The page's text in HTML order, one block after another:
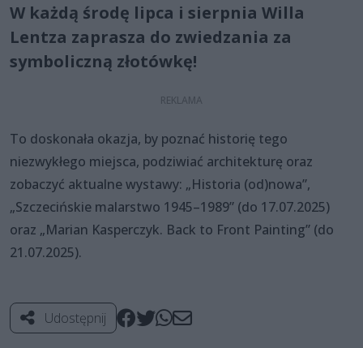
W każdą środę lipca i sierpnia Willa
Lentza zaprasza do zwiedzania za
symboliczną złotówkę!
To doskonała okazja, by poznać historię tego
niezwykłego miejsca, podziwiać architekturę oraz
zobaczyć aktualne wystawy: „Historia (od)nowa”,
„Szczecińskie malarstwo 1945–1989” (do 17.07.2025)
oraz „Marian Kasperczyk. Back to Front Painting” (do
21.07.2025).
Udostępnij